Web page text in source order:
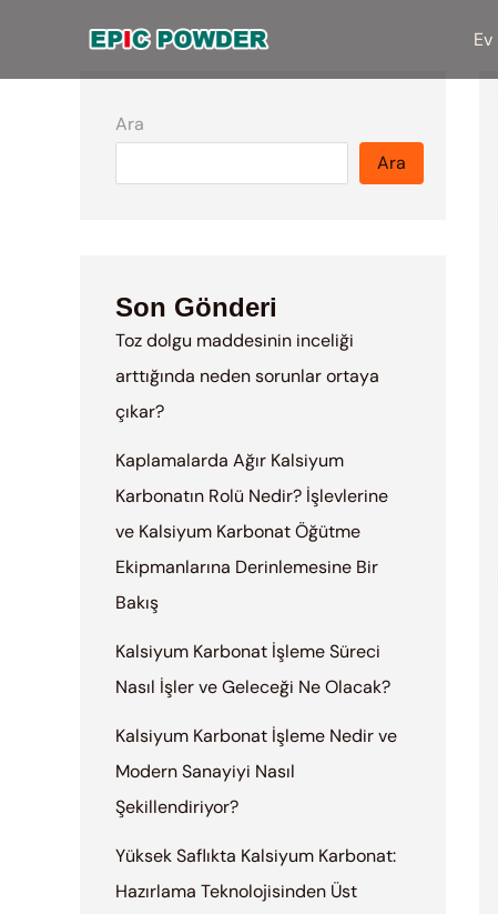
Ev
Ara
Ara
Son Gönderi
Toz dolgu maddesinin inceliği
arttığında neden sorunlar ortaya
çıkar?
Kaplamalarda Ağır Kalsiyum
Karbonatın Rolü Nedir? İşlevlerine
ve Kalsiyum Karbonat Öğütme
Ekipmanlarına Derinlemesine Bir
Bakış
Kalsiyum Karbonat İşleme Süreci
Nasıl İşler ve Geleceği Ne Olacak?
Kalsiyum Karbonat İşleme Nedir ve
Modern Sanayiyi Nasıl
Şekillendiriyor?
Yüksek Saflıkta Kalsiyum Karbonat:
Hazırlama Teknolojisinden Üst